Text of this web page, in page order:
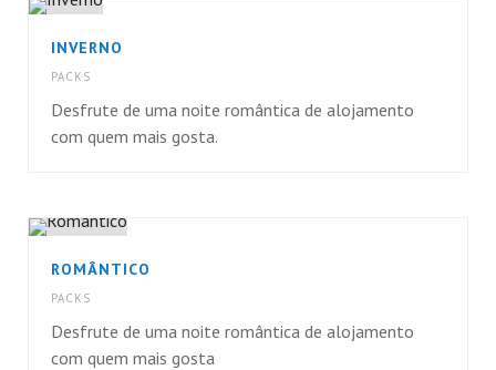
INVERNO
PACKS
Desfrute de uma noite romântica de alojamento
com quem mais gosta.
ROMÂNTICO
PACKS
Desfrute de uma noite romântica de alojamento
com quem mais gosta